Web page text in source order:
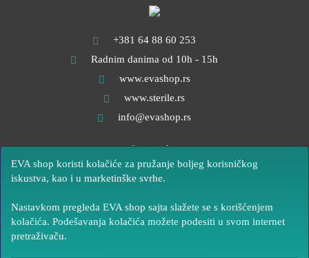
EVA shop koristi kolačiće za pružanje boljeg korisničkog
iskustva, kao i u marketinške svrhe.
Nastavkom pregleda EVA shop sajta slažete se s korišćenjem
kolačića. Podešavanja kolačića možete podesiti u svom internet
pretraživaču.
+381 64 88 60 253
Radnim danima od 10h - 15h
www.evashop.rs
www.sterile.rs
info@evashop.rs
OBRAZAC ZA ODUSTANAK
OPŠTI USLOVI POSLOVANJA
OŠTEĆENJA ROBE U TRANSPORTU I ISPORUKA POGREŠNE ROBE